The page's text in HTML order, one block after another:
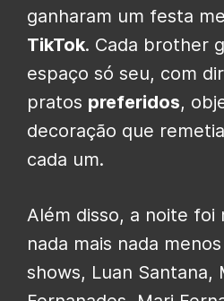
ganharam um festa
TikTok. Cada brother
espaço só seu, com
pratos preferidos,
decoração que
cada um.
Além disso, a noite foi
nada mais nada
shows, Luan Santana,